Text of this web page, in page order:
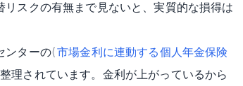
スクの有無まで見ないと、実質的な損得は
ンターの(市場金利に連動する個人年金保険
理されています。金利が上がっているから